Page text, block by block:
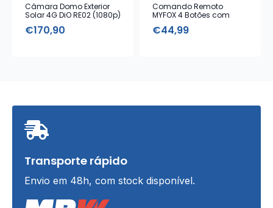
Câmara Domo Exterior
Solar 4G DiO RE02 (1080p)
€170,90
Comando Remoto
MYFOX 4 Botões com
€44,99
Transporte rápido
Envio em 48h, com stock disponível.